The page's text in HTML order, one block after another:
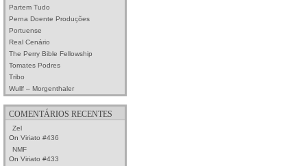
Partem Tudo
Perna Doente Produções
Portuense
Real Cenário
The Perry Bible Fellowship
Tomates Podres
Tribo
Wullf – Morgenthaler
COMENTÁRIOS RECENTES
Zel
On Viriato #436
NMF
On Viriato #433